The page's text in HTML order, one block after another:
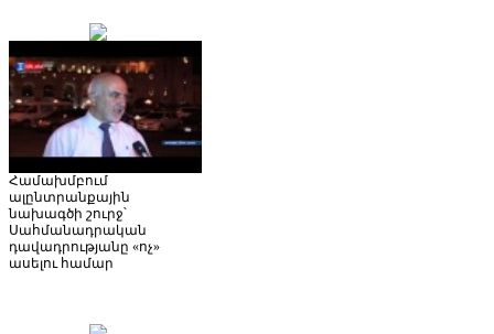
Համախմբում
ալընտրանքային
նախագծի շուրջ՝
Սահմանադրական
դավադրությանը «ոչ»
ասելու համար